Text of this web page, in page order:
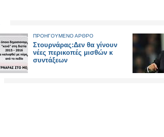
ΠΡΟΗΓΟΥΜΕΝΟ ΑΡΘΡΟ
Στουρνάρας:Δεν θα γίνουν
νέες περικοπές μισθών κ
συντάξεων